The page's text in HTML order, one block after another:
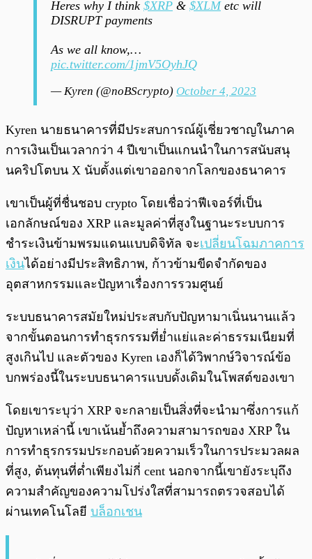
Heres why I think $XRP & $XLMetc will
DISRUPT payments
As we all know,…
pic.twitter.com/1jmV5OyhJQ
— Kyren (@noBScrypto) October 4, 2023
Kyren นายธนาคารที่มีประสบการณ์ผู้เชี่ยวชาญในภาค
การเงินเป็นเวลากว่า 4 ปีเขาเป็นแกนนำในการสนับสนุ
นคริปโตบน X นับตั้งแต่เขาออกจากโลกของธนาคาร
เขาเป็นผู้ที่ชื่นชอบ crypto โดยเชื่อว่าฟีเจอร์ที่เป็น
เอกลักษณ์ของ XRP และมูลค่าที่สูงในฐานะระบบการ
ชำระเงินข้ามพรมแดนแบบดิจิทัล จะเปลี่ยนโฉมภาคการ
เงินได้อย่างมีประสิทธิภาพ, ก้าวข้ามขีดจำกัดของ
อุตสาหกรรมและปัญหาเรื่องการรวมศูนย์
ระบบธนาคารสมัยใหม่ประสบกับปัญหามาเนิ่นนานแล้ว
จากขั้นตอนการทำธุรกรรมที่ย่ำแย่และค่าธรรมเนียมที่
สูงเกินไป และตัวของ Kyren เองก็ได้วิพากษ์วิจารณ์ข้อ
บกพร่องนี้ในระบบธนาคารแบบดั้งเดิมในโพสต์ของเขา
โดยเขาระบุว่า XRP จะกลายเป็นสิ่งที่จะนำมาซึ่งการแก้
ปัญหาเหล่านี้ เขาเน้นย้ำถึงความสามารถของ XRP ใน
การทำธุรกรรมประกอบด้วยความเร็วในการประมวลผล
ที่สูง, ต้นทุนที่ต่ำเพียงไม่กี่ cent นอกจากนี้เขายังระบุถึง
ความสำคัญของความโปร่งใสที่สามารถตรวจสอบได้
ผ่านเทคโนโลยี บล็อกเชน